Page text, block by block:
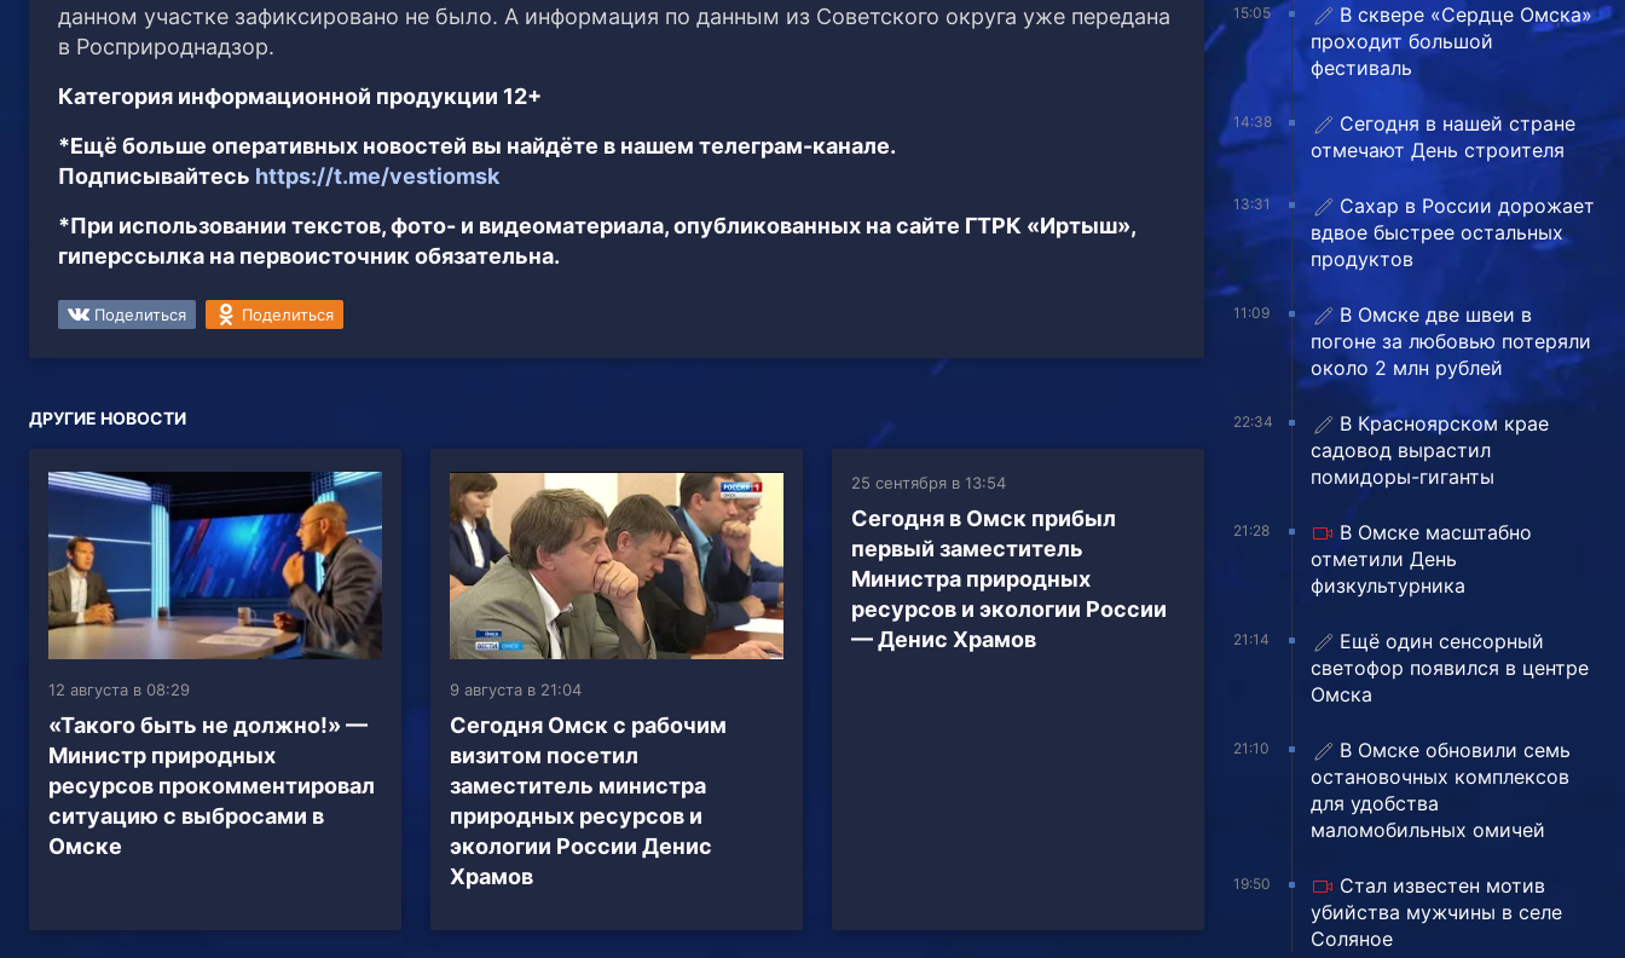
данном участке зафиксировано не было. А информация по данным из Советского округа уже передана
в Росприроднадзор.
Категория информационной продукции 12+
*Ещё больше оперативных новостей вы найдёте в нашем телеграм-канале.
Подписывайтесь https://t.me/vestiomsk
*При использовании текстов, фото- и видеоматериала, опубликованных на сайте ГТРК «Иртыш»,
гиперссылка на первоисточник обязательна.
Поделиться Поделиться
ДРУГИЕ НОВОСТИ
12 августа в 08:29
«Такого быть не должно!» —
Министр природных
ресурсов прокомментировал
ситуацию с выбросами в
Омске
9 августа в 21:04
Сегодня Омск с рабочим
визитом посетил
заместитель министра
природных ресурсов и
экологии России Денис
Храмов
25 сентября в 13:54
Сегодня в Омск прибыл
первый заместитель
Министра природных
ресурсов и экологии России
— Денис Храмов
15:05
В сквере «Сердце Омска»
проходит большой
фестиваль
14:38
Сегодня в нашей стране
отмечают День строителя
13:31
Сахар в России дорожает
вдвое быстрее остальных
продуктов
11:09
В Омске две швеи в
погоне за любовью потеряли
около 2 млн рублей
22:34
В Красноярском крае
садовод вырастил
помидоры-гиганты
21:28
В Омске масштабно
отметили День
физкультурника
21:14
Ещё один сенсорный
светофор появился в центре
Омска
21:10
В Омске обновили семь
остановочных комплексов
для удобства
маломобильных омичей
19:50
Стал известен мотив
убийства мужчины в селе
Соляное